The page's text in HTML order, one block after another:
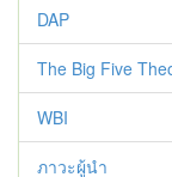
DAP
The Big Five
WBI
ภาวะผู้นำ